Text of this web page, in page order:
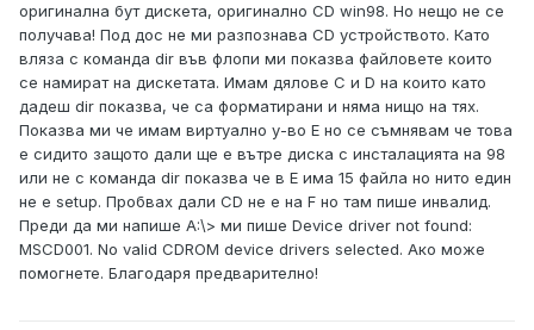
оригинална бут дискета, оригинално CD win98. Но нещо не се
получава! Под дос не ми разпознава CD устройството. Като
вляза с команда dir във флопи ми показва файловете които
се намират на дискетата. Имам дялове C и D на които като
дадеш dir показва, че са форматирани и няма нищо на тях.
Показва ми че имам виртуално у-во Е но се съмнявам че това
е сидито защото дали ще е вътре диска с инсталацията на 98
или не с команда dir показва че в Е има 15 файла но нито един
не е setup. Пробвах дали CD не е на F но там пише инвалид.
Преди да ми напише A:\> ми пише Device driver not found:
MSCD001. No valid CDROM device drivers selected. Ако може
помогнете. Благодаря предварително!